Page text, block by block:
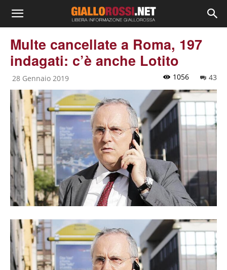
Multe cancellate a Roma, 197
indagati: c’è anche Lotito
28 Gennaio 2019 43
1056